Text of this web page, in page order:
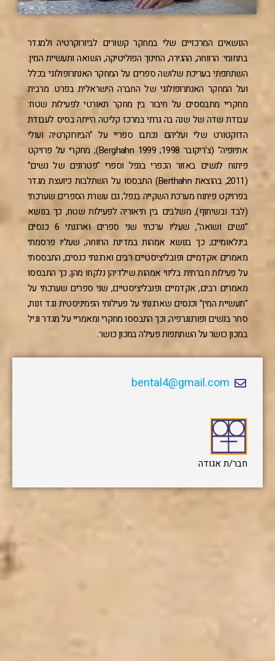
הנושאים המרכזיים שלי במחקר קשורים לביורוקרטיה ולמגדר
בתחומי: הרווחה, ההגירה, החינוך הפוליטיקה, השואה ותעשיית המין.
השתתפתי בעריכת שלושה ספרים על המחקר האנתרופולוגי בכלל
ועל המחקר האנתרופולוגי של החברה הישראלית בפרט. מרבית
מחקריי מתבססים על חיבור בין מחקר תאורטי לפעילות שטח:
עבודת שדה של שנה בה גרתי במרכז קליטה הייתה בסיס לעבודת
הדוקטורט שלי ועליהם נכתבו ספריי על "הביורוקרטיה ועולי
אתיופיה" (צ'ריקובר 1998; Berghahn 1999); מחקרי על פרויקט
פיתוח לנשים באזור הכפרי בנפל וספרי "פטרונים של נשים"
(2011, בהוצאת Berthahn) התבססו על השתלבות כיועצת מגדר
בפרויקט פיתוח מערכת השקייה בנפל; גם עשרת הספרים שערכתי
(לבד ובשיתוף), משלבים בין תיאוריה לפעילות שטח, כך בנושא
"נשים ושואה", שעליו ערכתי שני ספרים וארגנתי 6 כנסים
בינלאומיים; כך בנושא אמהות במדינת הרווחה, שעליו פרסמתי
מאמרים אקדמיים ופובליציסטיים רבים וארגנתי כנסים, התבססתי
על פעילות חברתית בליווי אמהות שילדיהן נלקחו מהן; כך התבססו
מאמרים רבים, אקדמיים ופובליציסטיים, שני ספרים שערכתי על
"תעשיית המין" וכנסים שארגנתי על פעילותי הפמיניסטית נגד זנות,
סחר בנשים ופורנוגרפיה; וכך התבססו מחקרי ומאמריי על מגדר וגיל
במכון כושר על השתתפות פעילה במכון כושר.
bental4@gmail.com
חבר/ת אגודה